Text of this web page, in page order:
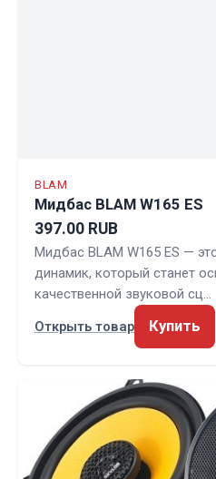
BLAM
Мидбас BLAM W165 ES
397.00 RUB
Мидбас BLAM W165 ES —
динамик, который станет
качественной звуковой сц…
Открыть товар
Купить